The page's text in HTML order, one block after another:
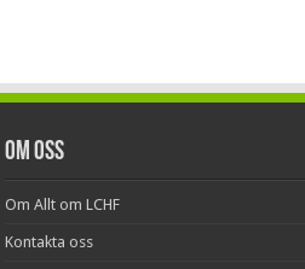
Om oss
Om Allt om LCHF
Kontakta oss